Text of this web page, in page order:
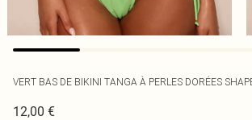
VERT BAS DE BIKINI TANGA À PERLES DORÉES
12,00 €